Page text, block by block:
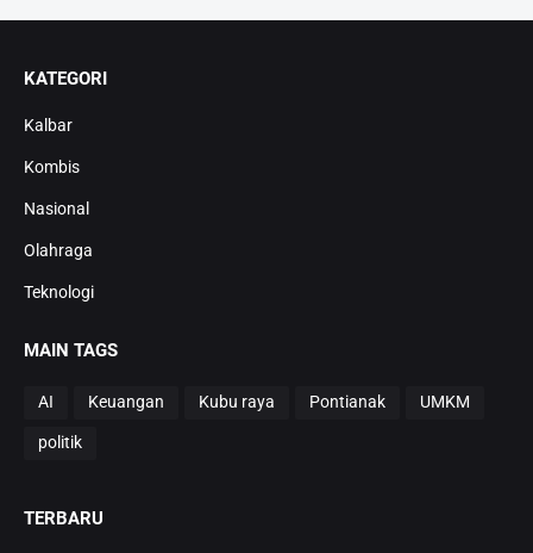
KATEGORI
Kalbar
Kombis
Nasional
Olahraga
Teknologi
MAIN TAGS
AI Keuangan Kubu raya Pontianak UMKM
politik
TERBARU